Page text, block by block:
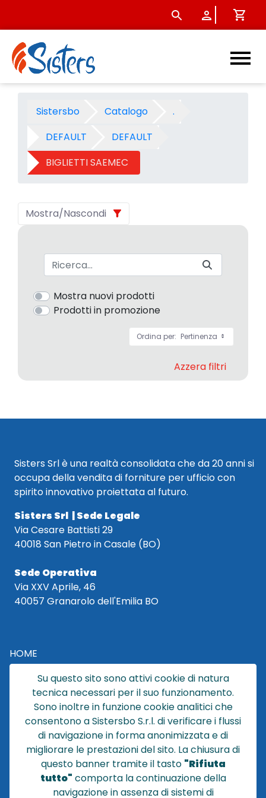
BIGLIETTI SAEMEC -
Sistersbo Catalogo
.
DEFAULT
DEFAULT
BIGLIETTI SAEMEC
Mostra/Nascondi
Barra di ricerca
Mostra nuovi prodotti
Prodotti in promozione
Ordina per: Pertinenza
Azzera filtri
Sisters Srl è una realtà consolidata che da 20 anni si
occupa della vendita di forniture per ufficio con
spirito innovativo proiettata al futuro.
Sisters Srl | Sede Legale
Via Cesare Battisti 29
40018 San Pietro in Casale (BO)
Sede Operativa
Via XXV Aprile, 46
40057 Granarolo dell'Emilia BO
HOME
CATALOGO
CHI SIAMO
NEWS
CONTATTACI
CONDIZIONI DI VENDITA
POLICY PRIVACY
NOTE LEGALI
Su questo sito sono attivi cookie di natura
tecnica necessari per il suo funzionamento.
Sono inoltre in funzione cookie analitici che
consentono a Sistersbo S.r.l. di verificare i flussi
di navigazione in forma anonimizzata e di
migliorare le prestazioni del sito. La chiusura di
questo banner tramite il tasto "Rifiuta
tutto" comporta la continuazione della
navigazione in assenza di sistemi di